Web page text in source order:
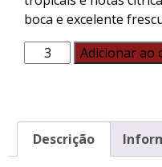
boca e excelente
Adicionar ao
Descrição